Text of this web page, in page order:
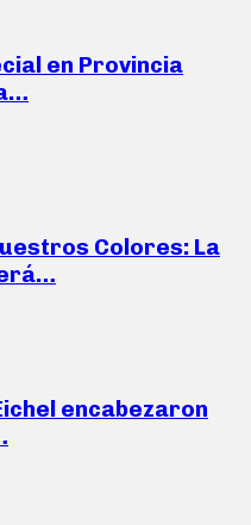
en Provincia
Colores: La
encabezaron